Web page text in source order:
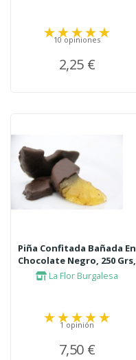
10 opiniones
2,25 €
Piña Confitada Bañada En
Chocolate Negro, 250 Grs,
La Flor Burgalesa
1 opinión
7,50 €